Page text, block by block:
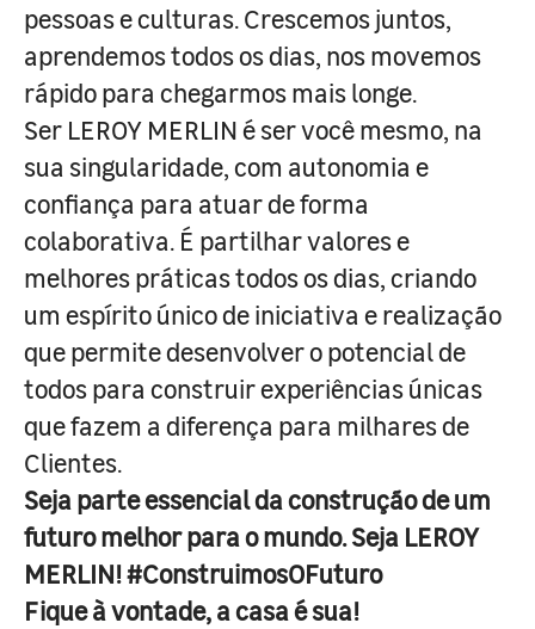
pessoas e culturas. Crescemos juntos,
aprendemos todos os dias, nos movemos
rápido para chegarmos mais longe.
Ser LEROY MERLIN é ser você mesmo, na
sua singularidade, com autonomia e
confiança para atuar de forma
colaborativa. É partilhar valores e
melhores práticas todos os dias, criando
um espírito único de iniciativa e realização
que permite desenvolver o potencial de
todos para construir experiências únicas
que fazem a diferença para milhares de
Clientes.
Seja parte essencial da construção de um
futuro melhor para o mundo. Seja LEROY
MERLIN! #ConstruimosOFuturo
Fique à vontade, a casa é sua!